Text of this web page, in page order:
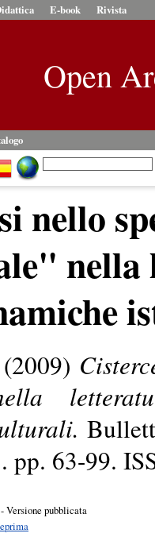
E-book Rivista
Open
nello
nella
(2009)
pp. 63-99.
Versione pubblicata